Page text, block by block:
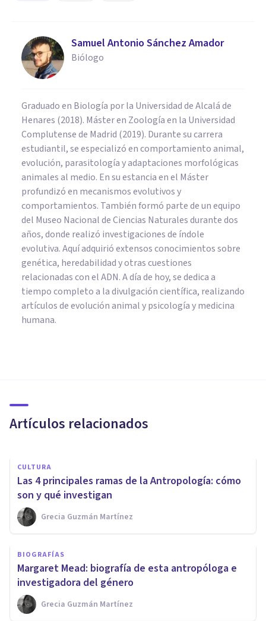
Samuel Antonio Sánchez Amador
Biólogo
Graduado en Biología por la Universidad de Alcalá de
Henares (2018). Máster en Zoología en la Universidad
Complutense de Madrid (2019). Durante su carrera
estudiantil, se especializó en comportamiento animal,
evolución, parasitología y adaptaciones morfológicas
animales al medio. En su estancia en el Máster
profundizó en mecanismos evolutivos y
comportamientos. También formó parte de un equipo
del Museo Nacional de Ciencias Naturales durante dos
años, donde realizó investigaciones de índole
evolutiva. Aquí adquirió extensos conocimientos sobre
genética, heredabilidad y otras cuestiones
relacionadas con el ADN. A día de hoy, se dedica a
tiempo completo a la divulgación científica, realizando
artículos de evolución animal y psicología y medicina
humana.
Artículos relacionados
filosofía griega?
Grecia Guzmán Martínez
CULTURA
Las 4 principales ramas de la Antropología: cómo
son y qué investigan
Grecia Guzmán Martínez
BIOGRAFÍAS
Margaret Mead: biografía de esta antropóloga e
investigadora del género
Grecia Guzmán Martínez
CULTURA
Universales culturales: aquello
que todas las sociedades
tienen en común
Grecia Guzmán Martínez